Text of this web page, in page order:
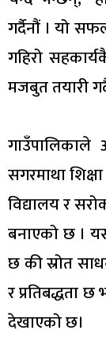
गर्दैनौं । यो
गहिरो
मजबुत तयारी
सगरमाथा
विद्यालय र
बनाएको छ ।
छ की स्रोत
र प्रतिबद्धता
देखाएको छ।